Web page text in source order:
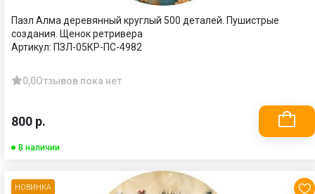
Пазл Алма деревянный круглый 500 деталей. Пушистрые
создания. Щенок ретривера
Артикул: ПЗЛ-05КР-ПС-4982
0,0Отзывов пока нет
800 р.
В наличии
НОВИНКА